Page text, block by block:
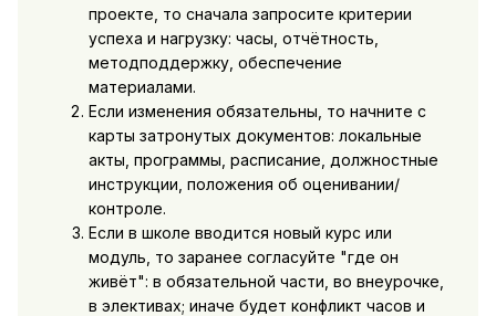
проекте, то сначала запросите критерии
успеха и нагрузку: часы, отчётность,
методподдержку, обеспечение
материалами.
Если изменения обязательны, то начните с
карты затронутых документов: локальные
акты, программы, расписание, должностные
инструкции, положения об оценивании/
контроле.
Если в школе вводится новый курс или
модуль, то заранее согласуйте "где он
живёт": в обязательной части, во внеурочке,
в элективах; иначе будет конфликт часов и